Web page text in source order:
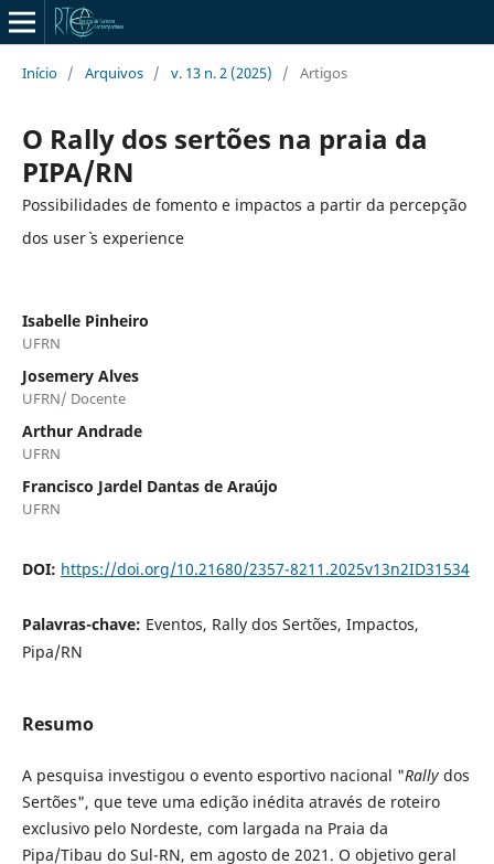
Início / Arquivos / v. 13 n. 2 (2025) / Artigos
O Rally dos sertões na praia da
PIPA/RN
Possibilidades de fomento e impactos a partir da percepção
dos user` s experience
Isabelle Pinheiro
UFRN
Josemery Alves
UFRN/ Docente
Arthur Andrade
UFRN
Francisco Jardel Dantas de Araújo
UFRN
DOI: https://doi.org/10.21680/2357-8211.2025v13n2ID31534
Palavras-chave: Eventos, Rally dos Sertões, Impactos,
Pipa/RN
Resumo
A pesquisa investigou o evento esportivo nacional "Rallydos
Sertões", que teve uma edição inédita através de roteiro
exclusivo pelo Nordeste, com largada na Praia da
Pipa/Tibau do Sul-RN, em agosto de 2021. O objetivo geral